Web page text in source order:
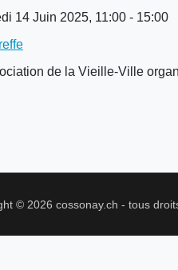
14 Juin 2025, 11:00 - 15:00
de la Vieille-Ville
© 2026 cossonay.ch - tous